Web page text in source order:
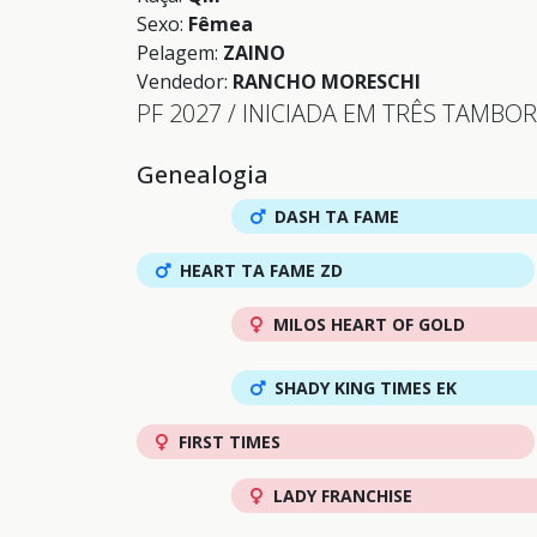
Sexo: Fêmea
Pelagem: ZAINO
Vendedor: RANCHO MORESCHI
PF 2027 / INICIADA EM TRÊS
Genealogia
DASH TA FAME
HEART TA FAME ZD
MILOS HEART OF GOLD
SHADY KING TIMES EK
FIRST TIMES
LADY FRANCHISE